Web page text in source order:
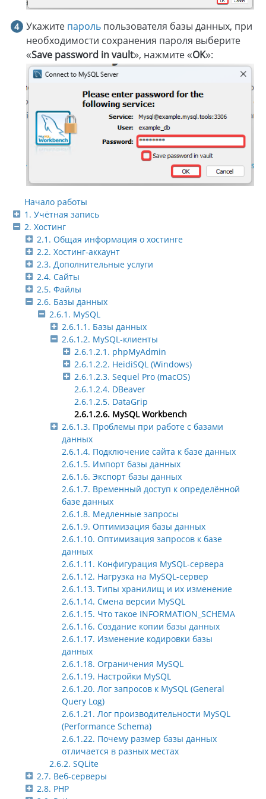
Начало работы
1. Учётная запись
2. Хостинг
2.1. Общая информация о хостинге
2.2. Хостинг-аккаунт
2.3. Дополнительные услуги
2.4. Сайты
2.5. Файлы
2.6. Базы данных
2.6.1. MySQL
2.6.1.1. Базы данных
2.6.1.2. MySQL-клиенты
2.6.1.2.1. phpMyAdmin
2.6.1.2.2. HeidiSQL (Windows)
2.6.1.2.3. Sequel Pro (macOS)
2.6.1.2.4. DBeaver
2.6.1.2.5. DataGrip
2.6.1.2.6. MySQL Workbench
2.6.1.3. Проблемы при работе с базами
данных
2.6.1.4. Подключение сайта к базе данных
2.6.1.5. Импорт базы данных
2.6.1.6. Экспорт базы данных
2.6.1.7. Временный доступ к определённой
базе данных
2.6.1.8. Медленные запросы
2.6.1.9. Оптимизация базы данных
2.6.1.10. Оптимизация запросов к базе
данных
2.6.1.11. Конфигурация MySQL-сервера
2.6.1.12. Нагрузка на MySQL-сервер
2.6.1.13. Типы хранилищ и их изменение
2.6.1.14. Смена версии MySQL
2.6.1.15. Что такое INFORMATION_SCHEMA
2.6.1.16. Создание копии базы данных
2.6.1.17. Изменение кодировки базы
данных
2.6.1.18. Ограничения MySQL
2.6.1.19. Настройки MySQL
2.6.1.20. Лог запросов к MySQL (General
Query Log)
2.6.1.21. Лог производительности MySQL
(Performance Schema)
2.6.1.22. Почему размер базы данных
отличается в разных местах
2.6.2. SQLite
2.7. Веб-серверы
2.8. PHP
Укажите пароль пользователя базы данных, при
необходимости сохранения пароля выберите
«Save password in vault», нажмите «OK»: